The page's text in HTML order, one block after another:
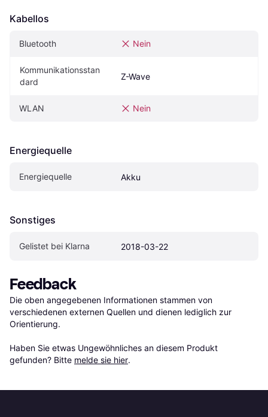
Kabellos
Bluetooth Nein
Kommunikationsstan
dard
Z-Wave
WLAN Nein
Energiequelle
Energiequelle Akku
Sonstiges
Gelistet bei Klarna 2018-03-22
Feedback
Die oben angegebenen Informationen stammen von
verschiedenen externen Quellen und dienen lediglich zur
Orientierung.
Haben Sie etwas Ungewöhnliches an diesem Produkt
gefunden? Bitte melde sie hier.